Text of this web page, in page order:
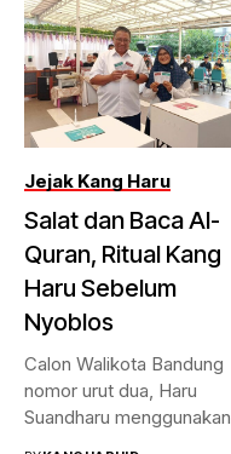
Jejak Kang Haru
Salat dan Baca Al-
Quran, Ritual Kang
Haru Sebelum
Nyoblos
Calon Walikota Bandung
nomor urut dua, Haru
Suandharu menggunakan